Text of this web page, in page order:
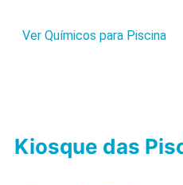
Ver Químicos para Piscina
Kiosque das